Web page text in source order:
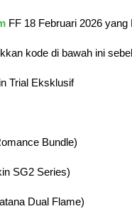
FF 18 Februari 2026
kode di bawah ini
Trial Eksklusif
Bundle)
SG2 Series)
Dual Flame)